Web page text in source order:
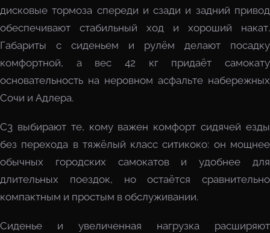
дисковые тормоза спереди и сзади и задний привод
обеспечивают стабильный ход и хороший накат.
Габариты с сиденьем и рулём делают посадку
комфортной, а вес 42 кг придаёт самокату
основательность на неровном асфальте набережных
Сочи и Адлера.
C3 выбирают те, кому важен комфорт сидячей езды
без перехода в тяжёлый класс ситикоко: он мощнее
обычных городских самокатов и удобнее для
длительных поездок, но остаётся сравнительно
компактным и простым в обслуживании.
Сиденье и увеличенная нагрузка расширяют